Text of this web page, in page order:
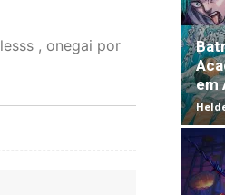
, onegai por
em